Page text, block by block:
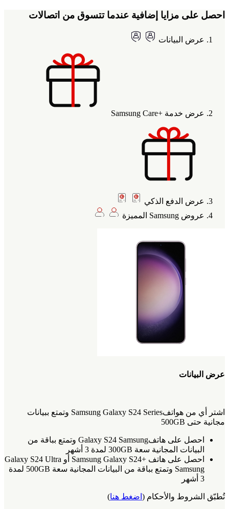
احصل على مزايا إضافية عندما تتسوق من اتصالات
عرض البيانات
عرض خدمة +Samsung Care
عرض الدفع الذكي
عروض Samsung المميزة
عرض البيانات
اشتر أي من هواتفSamsung Galaxy S24 Series وتمتع ببيانات
مجانية حتى 500GB
احصل على هاتفGalaxy S24 Samsung وتمتع بباقة من
البيانات المجانية سعة 300GB لمدة 3 أشهر
احصل على هاتف +Samsung Galaxy S24 أو Galaxy S24 Ultra
Samsung وتمتع بباقة من البيانات المجانية سعة 500GB لمدة
3 أشهر
تُطبّق الشروط والأحكام ( اضغط هنا)